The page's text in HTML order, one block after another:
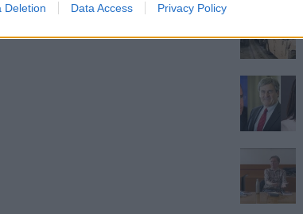
Deletion Data Access Privacy Policy